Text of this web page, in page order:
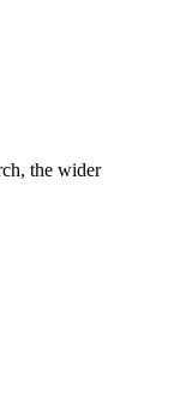
the wider